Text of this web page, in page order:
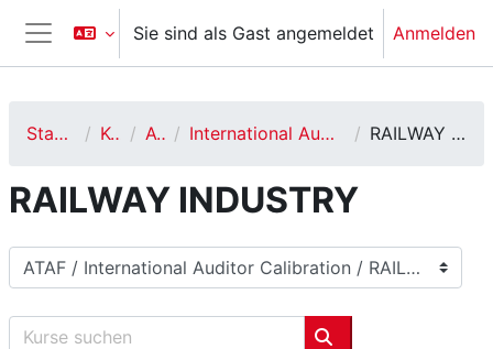
Zum Hauptinhalt
Website-Übersicht
Sie sind als Gast angemeldet Anmelden
Startseite Kurse ATAF International Auditor Calibration RAILWAY INDUSTRY
RAILWAY INDUSTRY
Kursbereiche
Kurse suchen